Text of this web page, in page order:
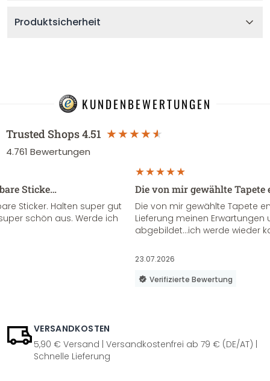
Produktsicherheit
KUNDENBEWERTUNGEN
Trusted Shops4.51
4.761 Bewertungen
Sticke…
Sticker. Halten super gut
schön aus. Werde ich
Die von mir gewählte
Die von mir gewählte Tapete
Lieferung meinen Erwartungen
abgebildet...ich werde wieder
23.07.2026
Verifizierte Bewertung
VERSANDKOSTEN
5,90 € Versand | Versandkostenfrei ab 79 € (DE/AT) |
Schnelle Lieferung